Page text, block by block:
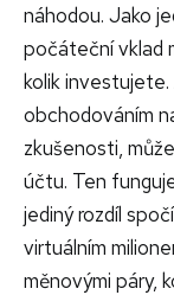
náhodou. Jako
počáteční vklad
kolik
obchodováním
zkušenosti,
účtu. Ten
jediný rozdíl
virtuálním
měnovými páry,